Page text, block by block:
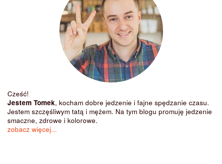
Cześć!
Jestem Tomek, kocham dobre jedzenie i fajne spędzanie czasu.
Jestem szczęśliwym tatą i mężem. Na tym blogu promuję jedzenie
smaczne, zdrowe i kolorowe.
zobacz więcej...